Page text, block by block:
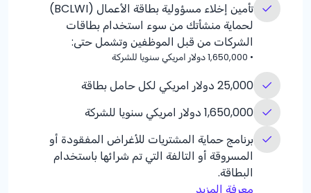
تأمين إخلاء مسؤولية بطاقة الأعمال (BCLWI)
لحماية منشأتك من سوء استخدام بطاقات
الشركات من قبل الموظفين وتشمل حتى:
• 1,650,000 دولار امريكي سنويا للشركة
25,000 دولار امريكي لكل حامل بطاقة
1,650,000 دولار امريكي سنويا للشركة
برنامج حماية المشتريات للأغراض المفقودة أو
المسروقة أو التالفة التي تم شرائها باستخدام
البطاقة.
معرفة المزيد